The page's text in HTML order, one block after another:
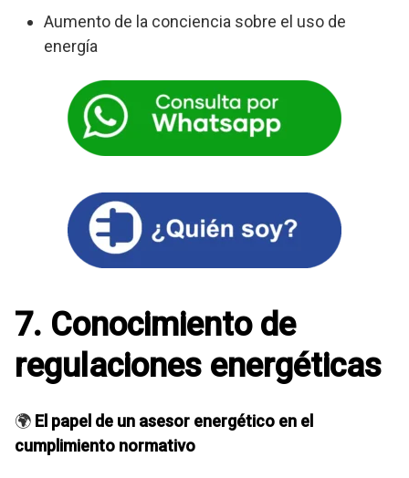
Aumento de la conciencia sobre el uso de
energía
7. Conocimiento de
regulaciones energéticas
🌍 El papel de un asesor energético en el
cumplimiento normativo